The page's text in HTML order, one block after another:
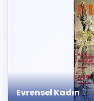
Evrensel Kadın